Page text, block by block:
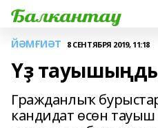
ЙӘМҒИӘТ 8 СЕНТЯБРЯ 2019, 11:18
Үҙ
Гражданлыҡ
кандидат өсөн